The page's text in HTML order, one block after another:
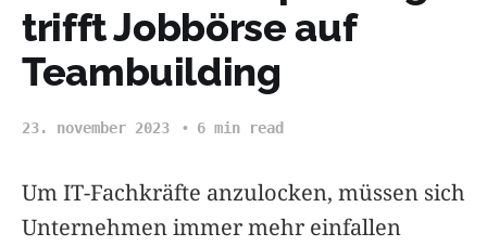
trifft Jobbörse auf
Teambuilding
23. november 2023 6 min read
Um IT-Fachkräfte anzulocken, müssen sich
Unternehmen immer mehr einfallen